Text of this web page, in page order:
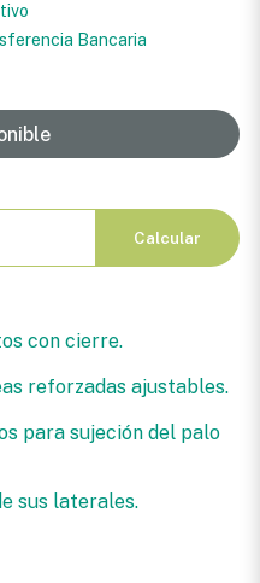
Bancaria
Calcular
con cierre.
reforzadas ajustables.
para sujeción del palo
sus laterales.